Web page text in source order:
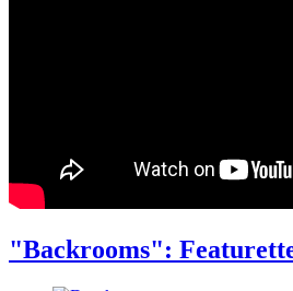
"Backrooms":